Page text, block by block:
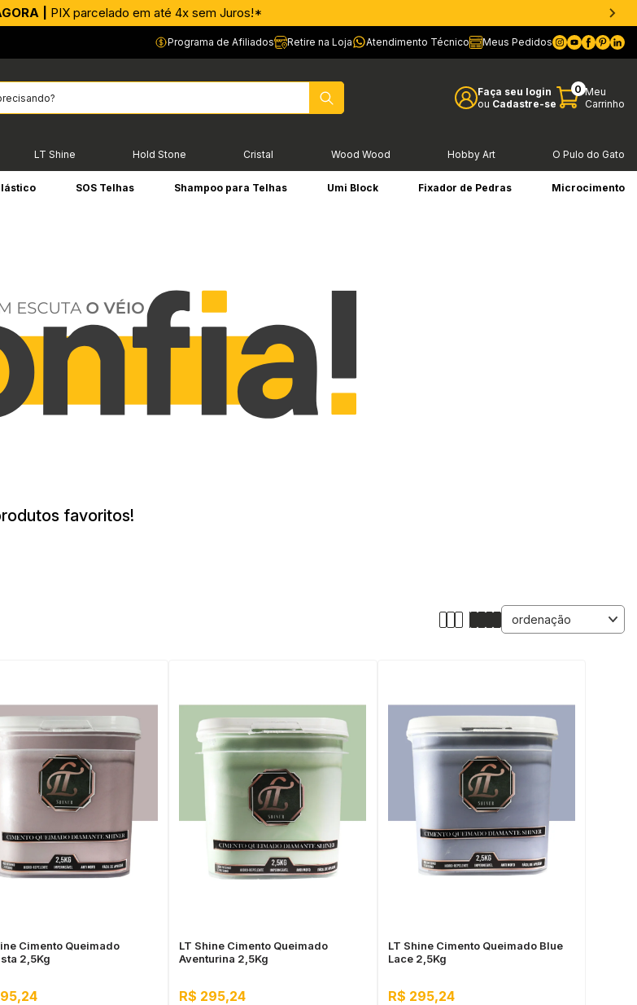
| PIX parcelado em até 4x sem Juros!*
Programa de Afiliados Retire na Loja Atendimento Técnico Meus Pedidos
Faça seu login
ou Cadastre-se
0 Meu
Carrinho
LT Shine Hold Stone Cristal Wood Wood Hobby Art O Pulo do Gato
SOS Telhas Shampoo para Telhas Umi Block Fixador de Pedras Microcimento
favoritos!
Cimento Queimado
2,5Kg
LT Shine Cimento Queimado
Aventurina 2,5Kg
R$ 295,24
LT Shine Cimento Queimado Blue
Lace 2,5Kg
R$ 295,24